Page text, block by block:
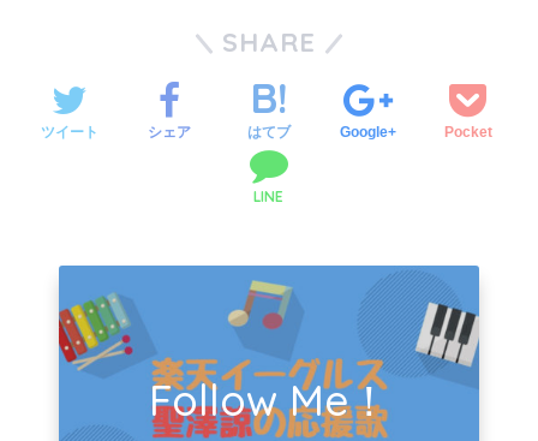
SHARE
ツイート シェア はてブ Google+ Pocket
LINE
Follow Me！